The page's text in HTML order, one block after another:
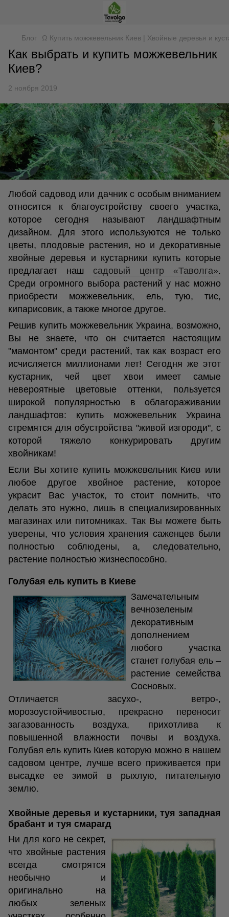
Блог Ω Купить можжевельник Киев | Хвойные деревья и
Как выбрать и купить можжевельник
Киев?
2 ноября 2019
Любой садовод или дачник с особым вниманием
относится к благоустройству своего участка,
которое сегодня называют ландшафтным
дизайном. Для этого используются не только
цветы, плодовые растения, но и декоративные
хвойные деревья и кустарники купить которые
предлагает наш садовый центр «Таволга».
Среди огромного выбора растений у нас можно
приобрести можжевельник, ель, тую, тис,
кипарисовик, а также многое другое.
Решив купить можжевельник Украина, возможно,
Вы не знаете, что он считается настоящим
"мамонтом" среди растений, так как возраст его
исчисляется миллионами лет! Сегодня же этот
кустарник, чей цвет хвои имеет самые
невероятные цветовые оттенки, пользуется
широкой популярностью в облагораживании
ландшафтов: купить можжевельник Украина
стремятся для обустройства "живой изгороди", с
которой тяжело конкурировать другим
хвойникам!
Если Вы хотите купить можжевельник Киев или
любое другое хвойное растение, которое
украсит Вас участок, то стоит помнить, что
делать это нужно, лишь в специализированных
магазинах или питомниках. Так Вы можете быть
уверены, что условия хранения саженцев были
полностью соблюдены, а, следовательно,
растение полностью жизнеспособно.
Голубая ель купить в Киеве
Замечательным
вечнозеленым
декоративным
дополнением
любого участка
станет голубая ель –
растение семейства
Сосновых.
Отличается засухо-, ветро-,
морозоустойчивостью, прекрасно переносит
загазованность воздуха, прихотлива к
повышенной влажности почвы и воздуха.
Голубая ель купить Киев которую можно в нашем
садовом центре, лучше всего приживается при
высадке ее зимой в рыхлую, питательную
землю.
Хвойные деревья и кустарники, туя западная
брабант и туя смарагд
Ни для кого не секрет,
что хвойные растения
всегда смотрятся
необычно и
оригинально на
любых зеленых